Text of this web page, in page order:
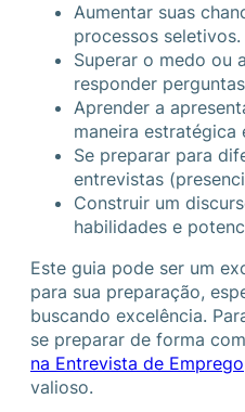
Aumentar suas
processos seletivos.
Superar o medo ou
responder
Aprender a
maneira estratégica
Se preparar para
entrevistas
Construir um
habilidades e
Este guia pode ser um
para sua preparação,
buscando excelência.
se preparar de forma
na Entrevista de Emprego
valioso.